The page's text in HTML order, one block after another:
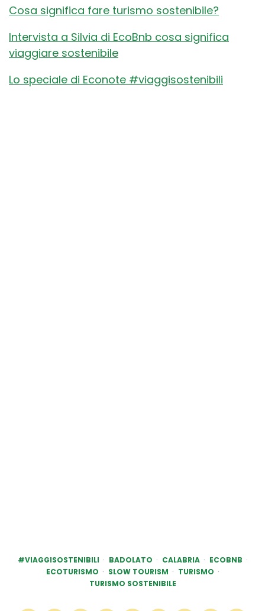
Cosa significa fare turismo sostenibile?
Intervista a Silvia di EcoBnb cosa significa
viaggiare sostenibile
Lo speciale di Econote #viaggisostenibili
#VIAGGISOSTENIBILI BADOLATO CALABRIA
ECOBNB
ECOTURISMO
SLOW TOURISM
TURISMO
TURISMO SOSTENIBILE